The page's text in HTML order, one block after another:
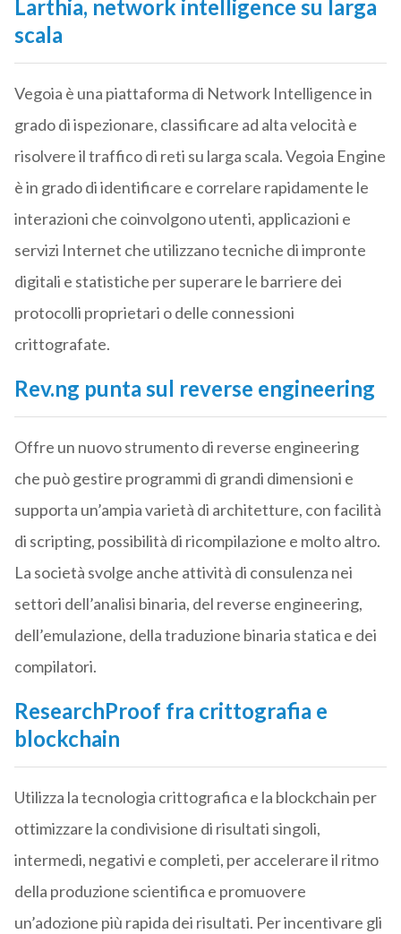
Larthia, network intelligence su larga
scala
Vegoia è una piattaforma di Network Intelligence in
grado di ispezionare, classificare ad alta velocità e
risolvere il traffico di reti su larga scala. Vegoia Engine
è in grado di identificare e correlare rapidamente le
interazioni che coinvolgono utenti, applicazioni e
servizi Internet che utilizzano tecniche di impronte
digitali e statistiche per superare le barriere dei
protocolli proprietari o delle connessioni
crittografate.
Rev.ng punta sul reverse engineering
Offre un nuovo strumento di reverse engineering
che può gestire programmi di grandi dimensioni e
supporta un’ampia varietà di architetture, con facilità
di scripting, possibilità di ricompilazione e molto altro.
La società svolge anche attività di consulenza nei
settori dell’analisi binaria, del reverse engineering,
dell’emulazione, della traduzione binaria statica e dei
compilatori.
ResearchProof fra crittografia e
blockchain
Utilizza la tecnologia crittografica e la blockchain per
ottimizzare la condivisione di risultati singoli,
intermedi, negativi e completi, per accelerare il ritmo
della produzione scientifica e promuovere
un’adozione più rapida dei risultati. Per incentivare gli